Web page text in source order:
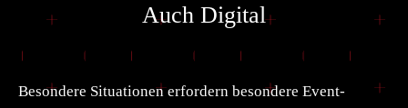
Auch Digital
Besondere Situationen erfordern besondere Event-